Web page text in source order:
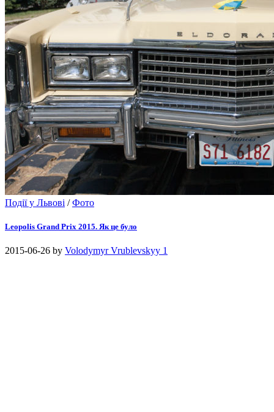
Події у Львові /Фото
Leopolis Grand Prix 2015. Як це було
2015-06-26 by Volodymyr Vrublevskyy 1